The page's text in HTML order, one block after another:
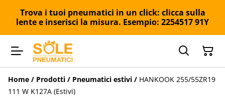
Trova i tuoi pneumatici in un click: clicca sulla
lente e inserisci la misura. Esempio: 2254517 91Y
Home / Prodotti / Pneumatici estivi / HANKOOK 255/55ZR19
111 W K127A (Estivi)